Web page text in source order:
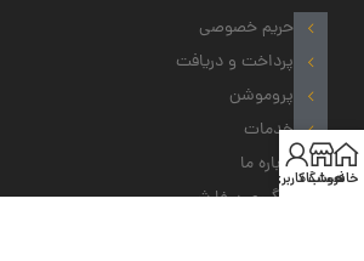
حریم خصوصی
پرداخت و دریافت
پروموشن
خدمات
درباره ما
پیگیری سفارش
خانهفروشگاه
حساب کاربری من